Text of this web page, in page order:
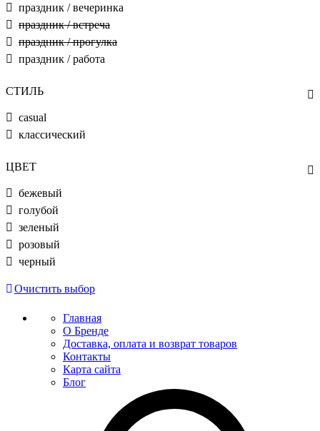
праздник / вечеринка
праздник / встреча
праздник / прогулка
праздник / работа
СТИЛЬ
casual
классический
ЦВЕТ
бежевый
голубой
зеленый
розовый
черный
Очистить выбор
Главная
О Бренде
Доставка, оплата и возврат товаров
Контакты
Карта сайта
Блог